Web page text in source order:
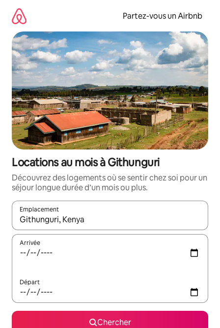
directement
contenu
Partez-vous un Airbnb
Locations au mois à Githunguri
Découvrez des logements où se sentir chez soi pour un
séjour longue durée d’un mois ou plus.
Emplacement
Quand les résultats sont affichés, parcourez-les en utilisant
Arrivée
Départ
Chercher